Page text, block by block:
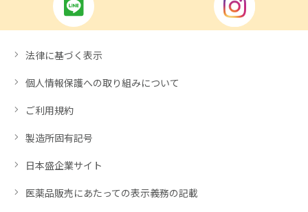
法律に基づく表示
個人情報保護への取り組みについて
ご利用規約
製造所固有記号
日本盛企業サイト
医薬品販売にあたっての表示義務の記載